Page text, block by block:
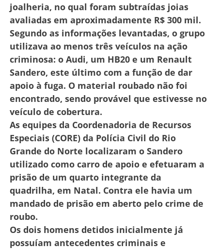
joalheria, no qual foram subtraídas joias
avaliadas em aproximadamente R$ 300 mil.
Segundo as informações levantadas, o grupo
utilizava ao menos três veículos na ação
criminosa: o Audi, um HB20 e um Renault
Sandero, este último com a função de dar
apoio à fuga. O material roubado não foi
encontrado, sendo provável que estivesse no
veículo de cobertura.
As equipes da Coordenadoria de Recursos
Especiais (CORE) da Polícia Civil do Rio
Grande do Norte localizaram o Sandero
utilizado como carro de apoio e efetuaram a
prisão de um quarto integrante da
quadrilha, em Natal. Contra ele havia um
mandado de prisão em aberto pelo crime de
roubo.
Os dois homens detidos inicialmente já
possuíam antecedentes criminais e